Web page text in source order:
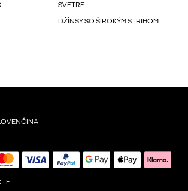
SVETRE
DŽÍNSY SO ŠIROKÝM STRIHOM